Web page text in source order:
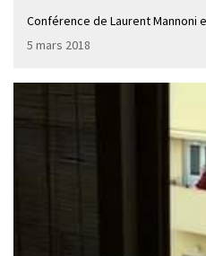
Conférence de Laurent Mannoni
5 mars 2018